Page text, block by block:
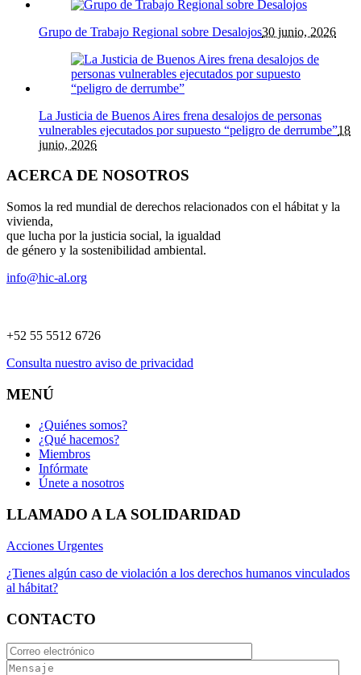
Grupo de Trabajo Regional sobre Desalojos30 junio, 2026
La Justicia de Buenos Aires frena desalojos de personas
vulnerables ejecutados por supuesto “peligro de derrumbe”18
junio, 2026
ACERCA DE NOSOTROS
Somos la red mundial de derechos relacionados con el hábitat y la
vivienda,
que lucha por la justicia social, la igualdad
de género y la sostenibilidad ambiental.
info@hic-al.org
+52 55 5512 6726
Consulta nuestro aviso de privacidad
MENÚ
¿Quiénes somos?
¿Qué hacemos?
Miembros
Infórmate
Únete a nosotros
LLAMADO A LA SOLIDARIDAD
Acciones Urgentes
¿Tienes algún caso de violación a los derechos humanos vinculados
al hábitat?
CONTACTO